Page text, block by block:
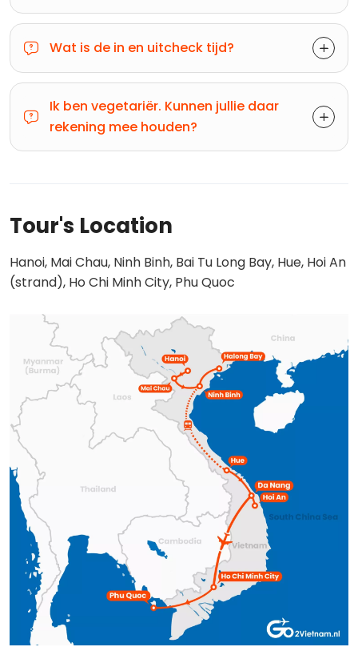
Wat is de in en uitcheck tijd?
Ik ben vegetariër. Kunnen jullie daar
rekening mee houden?
Tour's Location
Hanoi, Mai Chau, Ninh Binh, Bai Tu Long Bay, Hue, Hoi An
(strand), Ho Chi Minh City, Phu Quoc